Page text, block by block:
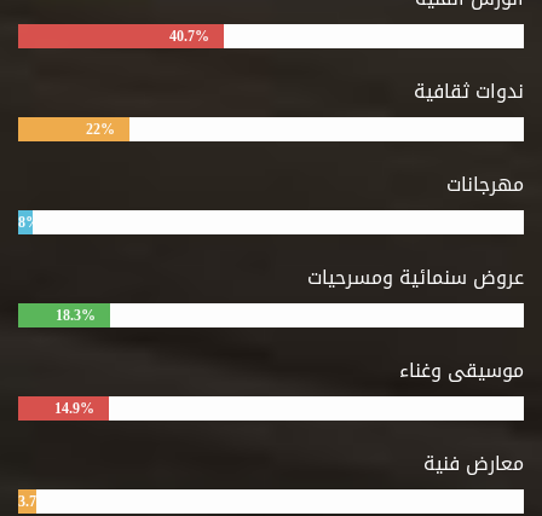
40.7%
ندوات ثقافية
22%
مهرجانات
8%
عروض سنمائية ومسرحيات
18.3%
موسيقى وغناء
14.9%
معارض فنية
3.7%